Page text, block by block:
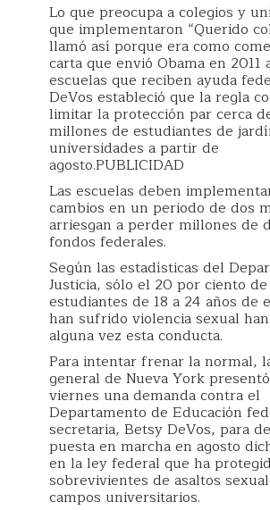
Lo que preocupa a colegios y
que implementaron “Querido
llamó así porque era como
carta que envió Obama en 2011
escuelas que reciben ayuda
DeVos estableció que la regla
limitar la protección par cerca
millones de estudiantes de
universidades a partir de
agosto.PUBLICIDAD
Las escuelas deben
cambios en un periodo de dos
arriesgan a perder millones de
fondos federales.
Según las estadísticas del
Justicia, sólo el 20 por ciento
estudiantes de 18 a 24 años de
han sufrido violencia sexual
alguna vez esta conducta.
Para intentar frenar la normal,
general de Nueva York
viernes una demanda contra el
Departamento de Educación
secretaria, Betsy DeVos, para
puesta en marcha en agosto
en la ley federal que ha
sobrevivientes de asaltos
campos universitarios.